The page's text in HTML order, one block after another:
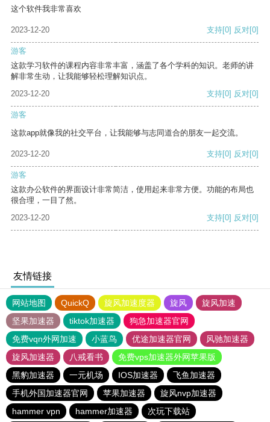
这个软件我非常喜欢
2023-12-20 支持[0] 反对[0]
游客
这款学习软件的课程内容非常丰富，涵盖了各个学科的知识。老师的讲
解非常生动，让我能够轻松理解知识点。
2023-12-20
支持[0] 反对[0]
游客
这款app就像我的社交平台，让我能够与志同道合的朋友一起交流。
2023-12-20 支持[0] 反对[0]
游客
这款办公软件的界面设计非常简洁，使用起来非常方便。功能的布局也
很合理，一目了然。
2023-12-20
支持[0] 反对[0]
友情链接
网站地图 QuickQ 旋风加速度器 旋风
旋风加速
坚果加速器
tiktok加速器
狗急加速器官网
免费vqn外网加速
小蓝鸟 优途加速器官网
风驰加速器
旋风加速器
八戒看书
免费vps加速器外网苹果版
黑豹加速器
一元机场 IOS加速器
飞鱼加速器
手机外国加速器官网
苹果加速器
旋风nvp加速器
hammer vpn
hammer加速器 次玩下载站